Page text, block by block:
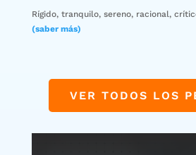
Rígido, tranquilo, sereno, racional,
(saber más)
VER TODOS LOS